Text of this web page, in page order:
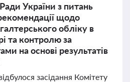
України з питань
щодо
обліку в
та контролю за
на основі результатів
засідання Комітету